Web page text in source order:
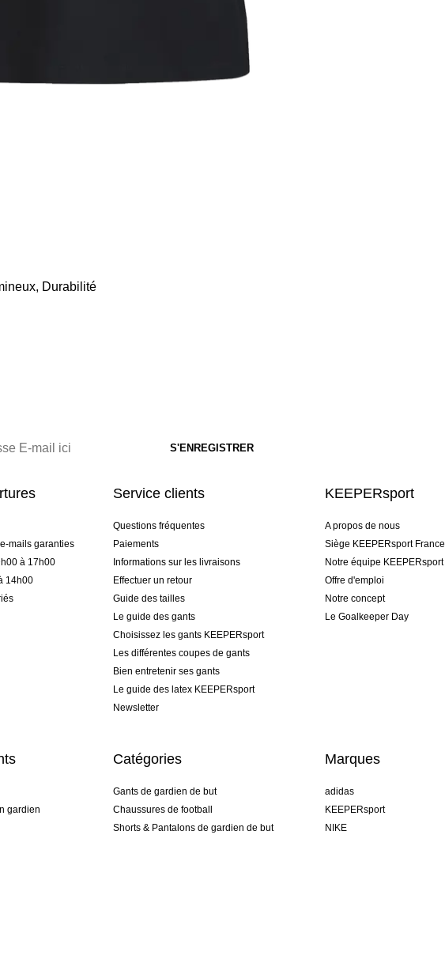
Durabilité
mails garanties
à 17h00
14h00
Service clients
Questions fréquentes
Paiements
Informations sur les livraisons
Effectuer un retour
Guide des tailles
Le guide des gants
Choisissez les gants KEEPERsport
Les différentes coupes de gants
Bien entretenir ses gants
Le guide des latex KEEPERsport
Newsletter
KEEPERsport
A propos de nous
Siège KEEPERsport France
Notre équipe KEEPERsport
Offre d'emploi
Notre concept
Le Goalkeeper Day
gardien
Catégories
Gants de gardien de but
Chaussures de football
Shorts & Pantalons de gardien de but
Marques
adidas
KEEPERsport
NIKE